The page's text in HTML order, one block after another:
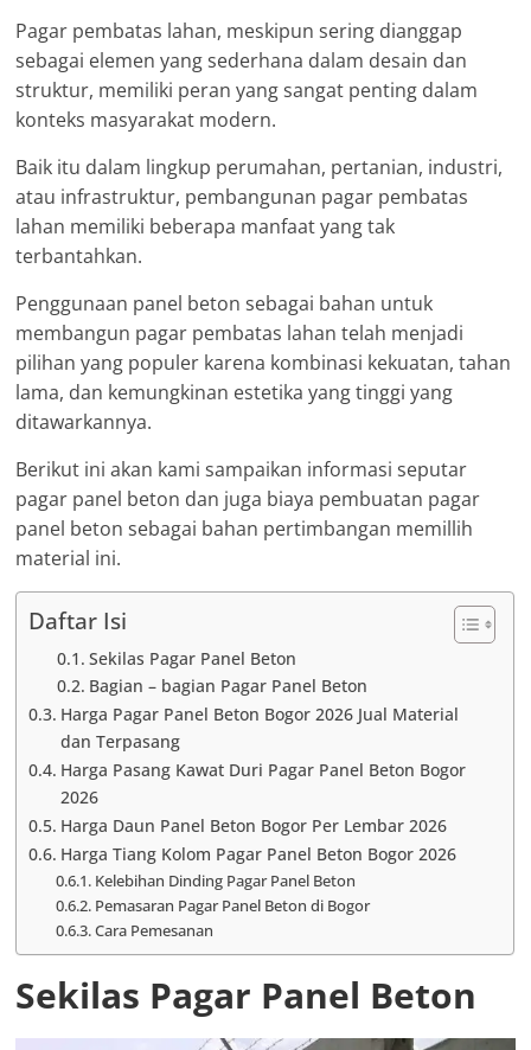
Pagar pembatas lahan, meskipun sering dianggap
sebagai elemen yang sederhana dalam desain dan
struktur, memiliki peran yang sangat penting dalam
konteks masyarakat modern.
Baik itu dalam lingkup perumahan, pertanian, industri,
atau infrastruktur, pembangunan pagar pembatas
lahan memiliki beberapa manfaat yang tak
terbantahkan.
Penggunaan panel beton sebagai bahan untuk
membangun pagar pembatas lahan telah menjadi
pilihan yang populer karena kombinasi kekuatan, tahan
lama, dan kemungkinan estetika yang tinggi yang
ditawarkannya.
Berikut ini akan kami sampaikan informasi seputar
pagar panel beton dan juga biaya pembuatan pagar
panel beton sebagai bahan pertimbangan memillih
material ini.
Daftar Isi
Sekilas Pagar Panel Beton
Bagian – bagian Pagar Panel Beton
Harga Pagar Panel Beton Bogor 2026 Jual Material
dan Terpasang
Harga Pasang Kawat Duri Pagar Panel Beton Bogor
2026
Harga Daun Panel Beton Bogor Per Lembar 2026
Harga Tiang Kolom Pagar Panel Beton Bogor 2026
Kelebihan Dinding Pagar Panel Beton
Pemasaran Pagar Panel Beton di Bogor
Cara Pemesanan
Sekilas Pagar Panel Beton